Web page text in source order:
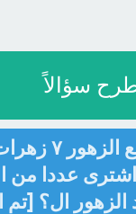
سؤالاً
يقدم محل
ال؟ [تم